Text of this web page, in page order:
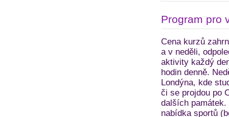
Program pro
Cena kurzů
a v neděli,
aktivity každý
hodin denně.
Londýna, kde
či se projdou po
dalších
nabídka sportů